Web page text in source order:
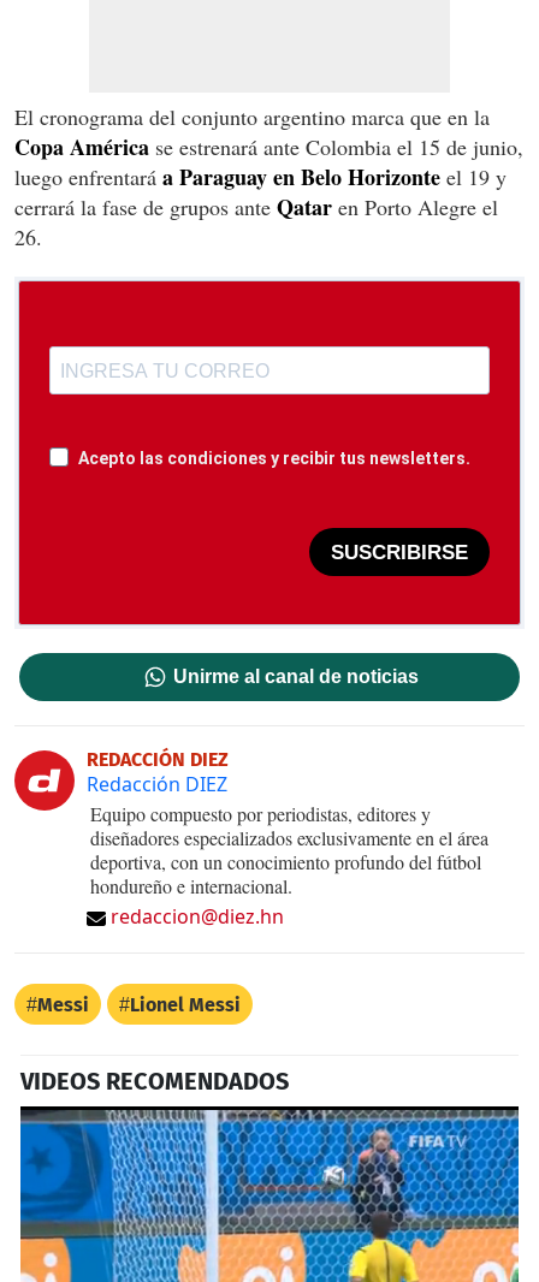
El cronograma del conjunto argentino marca que en la
Copa América se estrenará ante Colombia el 15 de junio,
luego enfrentará a Paraguay en Belo Horizonte el 19 y
cerrará la fase de grupos ante Qatar en Porto Alegre el
26.
Acepto las condiciones y recibir tus newsletters.
SUSCRIBIRSE
Unirme al canal de noticias
REDACCIÓN DIEZ
Redacción DIEZ
Equipo compuesto por periodistas, editores y
diseñadores especializados exclusivamente en el área
deportiva, con un conocimiento profundo del fútbol
hondureño e internacional.
redaccion@diez.hn
Messi Lionel Messi
VIDEOS RECOMENDADOS